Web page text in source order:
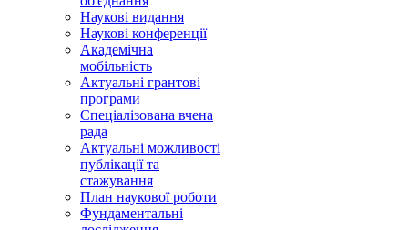
Наукові видання
Наукові конференції
Академічна
мобільність
Актуальні грантові
програми
Спеціалізована вчена
рада
Актуальні можливості
публікації та
стажування
План наукової роботи
Фундаментальні